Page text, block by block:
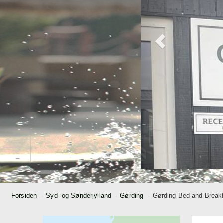
Forsiden Syd- og Sønderjylland Gørding Gørding Bed and